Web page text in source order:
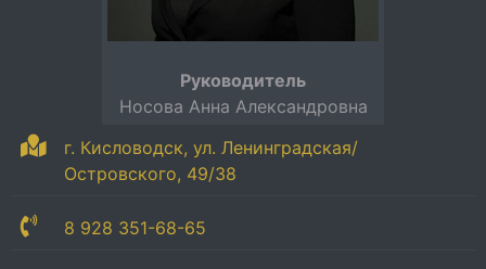
г. Кисловодск, ул. Ленинградская/
Островского, 49/38
8 928 351-68-65
Руководитель
Носова Анна Александровна